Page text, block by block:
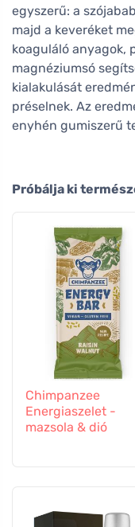
egyszerű: a
majd a keveréket
koaguláló anyagok,
magnéziumsó
kialakulását
préselnek. Az
enyhén gumiszerű
Próbálja ki
Chimpanzee
Energiaszelet -
mazsola & dió